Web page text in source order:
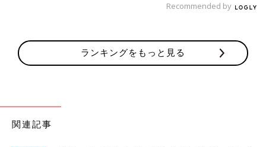
Recommended by
ランキングをもっと見る
関連記事